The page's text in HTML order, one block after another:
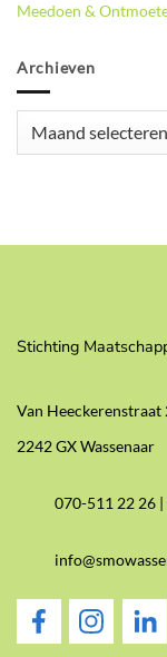
Meedoen &
Archieven
Stichting
Van Heeckerenstraat
2242 GX Wassenaar
070-511 22 26 |